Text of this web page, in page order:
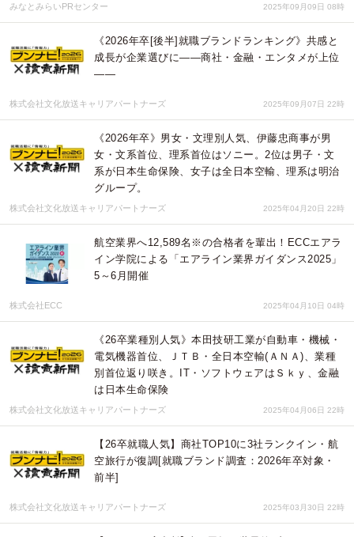
みなとみらいPRセンター 2025年09月09日 08時
《2026年卒[後半]就職ブランドランキング》共感と
成長が企業選びに――商社・金融・エンタメが上位
――
株式会社文化放送キャリアパートナーズ 2025年09月07日 22時
《2026年卒》男女・文理別人気、伊藤忠商事が男
女・文系首位、理系首位はソニー。2位は男子・文
系が日本生命保険、女子は全日本空輸、理系は明治
グループ。
株式会社文化放送キャリアパートナーズ 2025年04月20日 22時
航空業界へ12,589名※の合格者を輩出！ECCエアラ
イン学院による「エアライン業界ガイダンス2025」
5～6月開催
株式会社ECC 2025年04月10日 04時
《26卒業種別人気》本田技研工業が自動車・機械・
電気機器首位、ＪＴＢ・全日本空輸(ＡＮＡ)、業種
別首位返り咲き。IT・ソフトウェアはＳｋｙ、金融
は日本生命保険
株式会社文化放送キャリアパートナーズ 2025年04月06日 22時
【26卒就職人気】商社TOP10に3社ランクイン・航
空旅行が復調[就職ブランド調査：2026年卒対象・
前半]
株式会社文化放送キャリアパートナーズ 2025年03月30日 22時